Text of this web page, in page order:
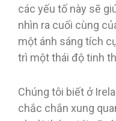
các yếu tố này sẽ
nhìn ra cuối cùng
một ánh sáng tích
trì một thái độ tinh
Chúng tôi biết ở
chắc chắn xung